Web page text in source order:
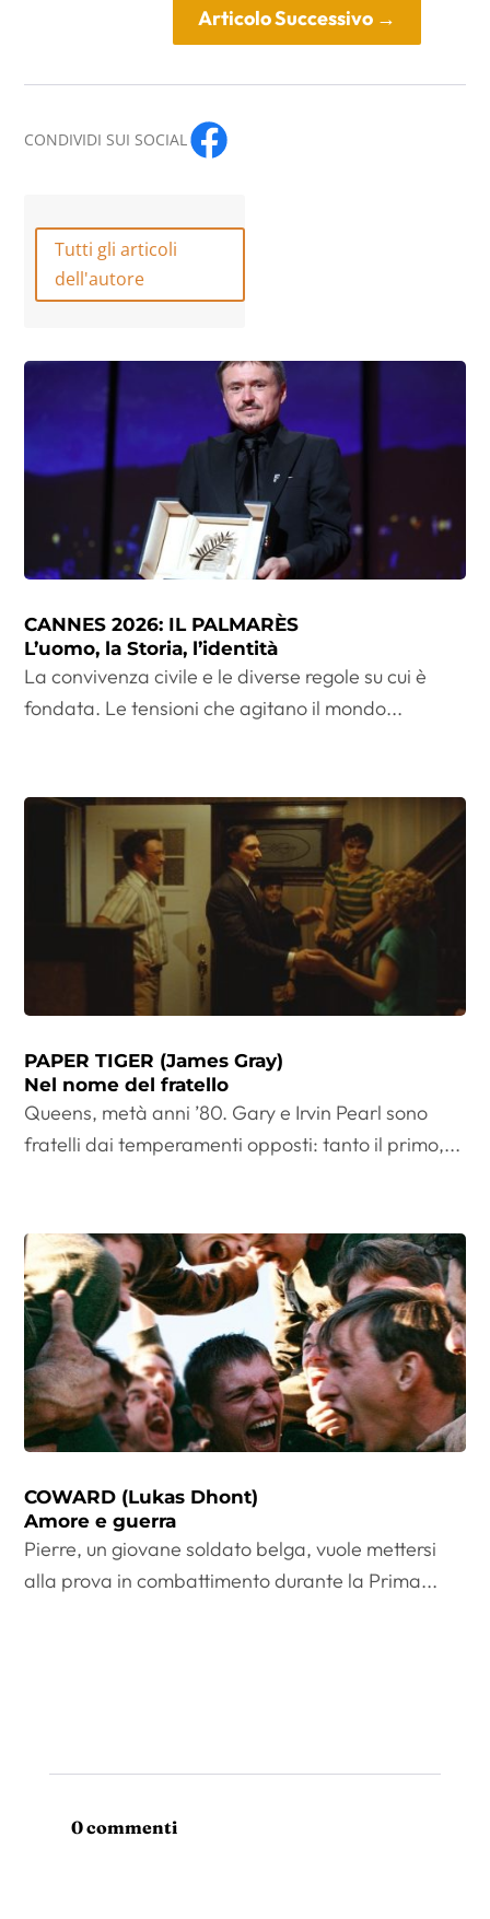
Articolo Successivo→
CONDIVIDI SUI SOCIAL
Tutti gli articoli
dell'autore
CANNES 2026: IL PALMARÈS
L’uomo, la Storia, l’identità
La convivenza civile e le diverse regole su cui è
fondata. Le tensioni che agitano il mondo...
PAPER TIGER (James Gray)
Nel nome del fratello
Queens, metà anni ’80. Gary e Irvin Pearl sono
fratelli dai temperamenti opposti: tanto il primo,...
COWARD (Lukas Dhont)
Amore e guerra
Pierre, un giovane soldato belga, vuole mettersi
alla prova in combattimento durante la Prima...
0 commenti